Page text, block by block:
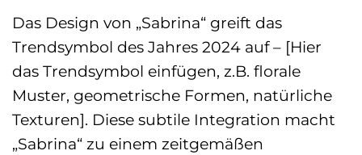
Das Design von „Sabrina“ greift das
Trendsymbol des Jahres 2024 auf – [Hier
das Trendsymbol einfügen, z.B. florale
Muster, geometrische Formen, natürliche
Texturen]. Diese subtile Integration macht
„Sabrina“ zu einem zeitgemäßen